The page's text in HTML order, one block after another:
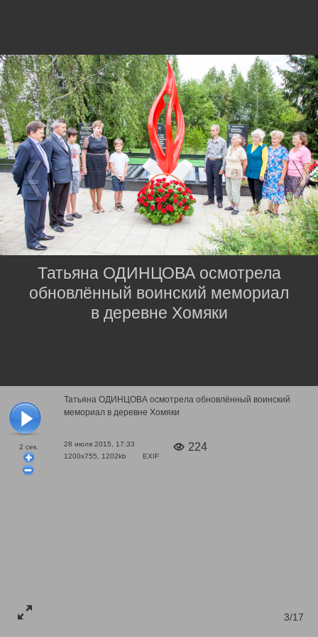
2 сек.
Татьяна ОДИНЦОВА осмотрела обновлённый воинский
мемориал в деревне Хомяки
28 июля 2015, 17:33
1200x755, 1202kb
EXIF
224
3/17
Татьяна ОДИНЦОВА осмотрела
обновлённый воинский мемориал
в деревне Хомяки